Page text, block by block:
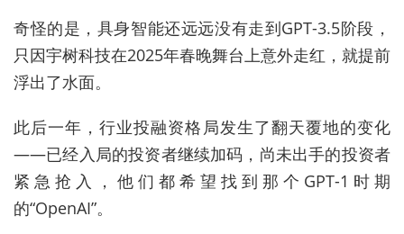
奇怪的是，具身智能还远远没有走到GPT-3.5阶段 ，
只因宇树科技在2025年春晚舞台上意外走红，就提前
浮出了水面。
此后一年，行业投融资格局发生了翻天覆地的变化
——已经入局的投资者继续加码，尚未出手的投资者
紧急抢入，他们都希望找到那个GPT-1时期
的“OpenAI”。